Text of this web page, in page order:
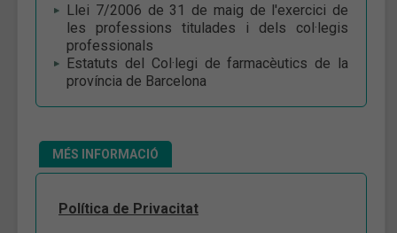
Llei 7/2006 de 31 de maig de l'exercici de
les professions titulades i dels col·legis
professionals
Estatuts del Col·legi de farmacèutics de la
província de Barcelona
MÉS INFORMACIÓ
Política de Privacitat